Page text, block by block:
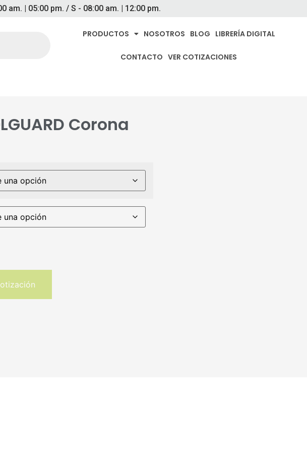
am. | 05:00 pm. / S - 08:00 am. | 12:00 pm.
PRODUCTOS NOSOTROS BLOG LIBRERÍA DIGITAL
CONTACTO VER COTIZACIONES
Corona